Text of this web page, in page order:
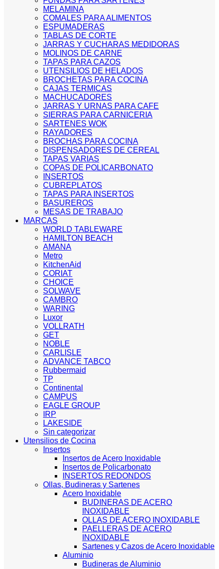
MELAMINA
COMALES PARA ALIMENTOS
ESPUMADERAS
TABLAS DE CORTE
JARRAS Y CUCHARAS MEDIDORAS
MOLINOS DE CARNE
TAPAS PARA CAZOS
UTENSILIOS DE HELADOS
BROCHETAS PARA COCINA
CAJAS TERMICAS
MACHUCADORES
JARRAS Y URNAS PARA CAFE
SIERRAS PARA CARNICERIA
SARTENES WOK
RAYADORES
BROCHAS PARA COCINA
DISPENSADORES DE CEREAL
TAPAS VARIAS
COPAS DE POLICARBONATO
INSERTOS
CUBREPLATOS
TAPAS PARA INSERTOS
BASUREROS
MESAS DE TRABAJO
MARCAS
WORLD TABLEWARE
HAMILTON BEACH
AMANA
Metro
KitchenAid
CORIAT
CHOICE
SOLWAVE
CAMBRO
WARING
Luxor
VOLLRATH
GET
NOBLE
CARLISLE
ADVANCE TABCO
Rubbermaid
TP
Continental
CAMPUS
EAGLE GROUP
IRP
LAKESIDE
Sin categorizar
Utensilios de Cocina
Insertos
Insertos de Acero Inoxidable
Insertos de Policarbonato
INSERTOS REDONDOS
Ollas, Budineras y Sartenes
Acero Inoxidable
BUDINERAS DE ACERO
INOXIDABLE
OLLAS DE ACERO INOXIDABLE
PAELLERAS DE ACERO
INOXIDABLE
Sartenes y Cazos de Acero Inoxidable
Aluminio
Budineras de Aluminio